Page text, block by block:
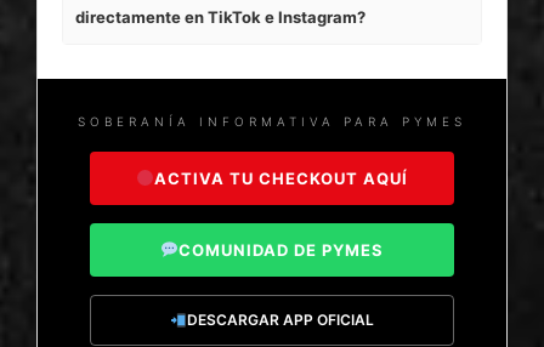
directamente en TikTok e Instagram?
SOBERANÍA INFORMATIVA PARA PYMES
ACTIVA TU CHECKOUT AQUÍ
COMUNIDAD DE PYMES
DESCARGAR APP OFICIAL